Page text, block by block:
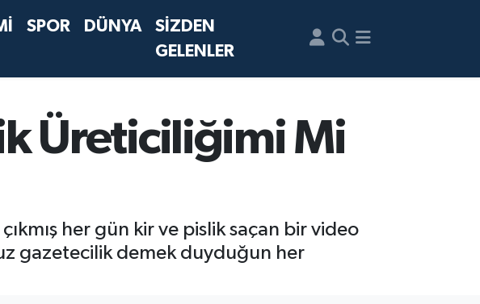
SPOR DÜNYA
SİZDEN
GELENLER
Üreticiliğimi Mi
her gün kir ve pislik saçan bir video
gazetecilik demek duyduğun her